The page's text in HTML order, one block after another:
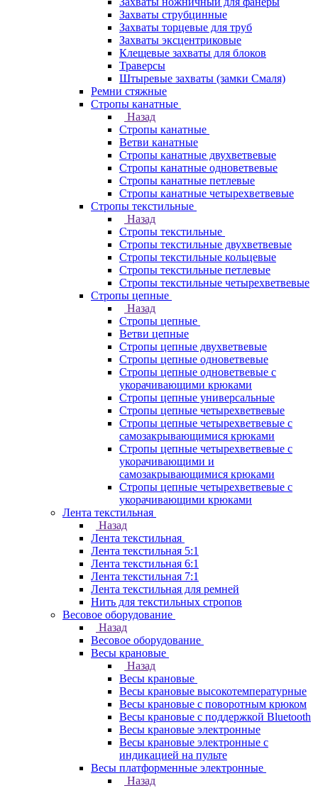
Захваты струбцинные
Захваты торцевые для труб
Захваты эксцентриковые
Клещевые захваты для блоков
Траверсы
Штыревые захваты (замки Смаля)
Ремни стяжные
Стропы канатные
Назад
Стропы канатные
Ветви канатные
Стропы канатные двухветвевые
Стропы канатные одноветвевые
Стропы канатные петлевые
Стропы канатные четырехветвевые
Стропы текстильные
Назад
Стропы текстильные
Стропы текстильные двухветвевые
Стропы текстильные кольцевые
Стропы текстильные петлевые
Стропы текстильные четырехветвевые
Стропы цепные
Назад
Стропы цепные
Ветви цепные
Стропы цепные двухветвевые
Стропы цепные одноветвевые
Стропы цепные одноветвевые с
укорачивающими крюками
Стропы цепные универсальные
Стропы цепные четырехветвевые
Стропы цепные четырехветвевые с
самозакрывающимися крюками
Стропы цепные четырехветвевые с
укорачивающими и
самозакрывающимися крюками
Стропы цепные четырехветвевые с
укорачивающими крюками
Лента текстильная
Назад
Лента текстильная
Лента текстильная 5:1
Лента текстильная 6:1
Лента текстильная 7:1
Лента текстильная для ремней
Нить для текстильных стропов
Весовое оборудование
Назад
Весовое оборудование
Весы крановые
Назад
Весы крановые
Весы крановые высокотемпературные
Весы крановые с поворотным крюком
Весы крановые с поддержкой Bluetooth
Весы крановые электронные
Весы крановые электронные с
индикацией на пульте
Весы платформенные электронные
Назад